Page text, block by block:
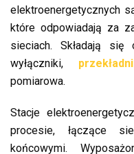
elektroenergetycznych
które odpowiadają za
sieciach. Składają
wyłączniki,
pomiarowa.
Stacje
procesie, łączące
końcowymi.